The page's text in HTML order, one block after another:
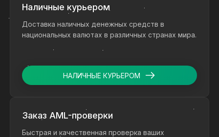
Наличные курьером
Доставка наличных денежных средств в
национальных валютах в различных странах мира.
НАЛИЧНЫЕ КУРЬЕРОМ
Заказ AML-проверки
Быстрая и качественная проверка ваших